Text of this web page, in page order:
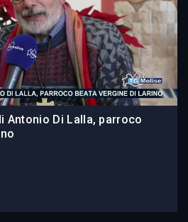
Antonio Di Lalla, parroco